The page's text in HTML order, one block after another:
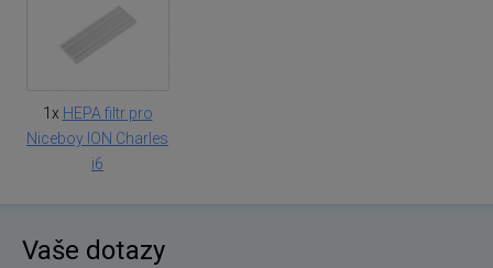
1x HEPA filtr pro
Niceboy ION Charles
i6
Vaše dotazy